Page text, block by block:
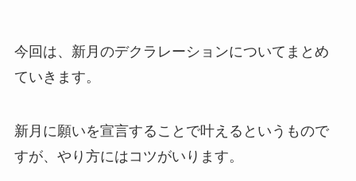
今回は、新月のデクラレーションについてまとめ
ていきます。
新月に願いを宣言することで叶えるというもので
すが、やり方にはコツがいります。